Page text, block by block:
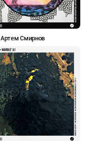
Артем Смирнов